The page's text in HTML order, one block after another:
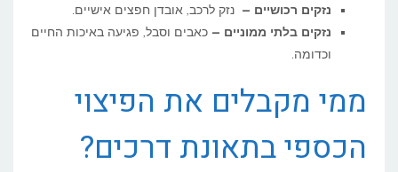
נזקים רכושיים – נזק לרכב, אובדן חפצים אישיים.
נזקים בלתי ממוניים – כאבים וסבל, פגיעה באיכות החיים
וכדומה.
ממי מקבלים את הפיצוי
הכספי בתאונת דרכים?